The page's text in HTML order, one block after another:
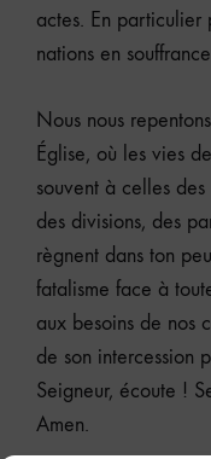
actes. En particulier
nations en
Nous nous
Église, où les vies
souvent à celles
des divisions, des
règnent dans ton
fatalisme face à
aux besoins de nos
de son intercession
Seigneur, écoute !
Amen.